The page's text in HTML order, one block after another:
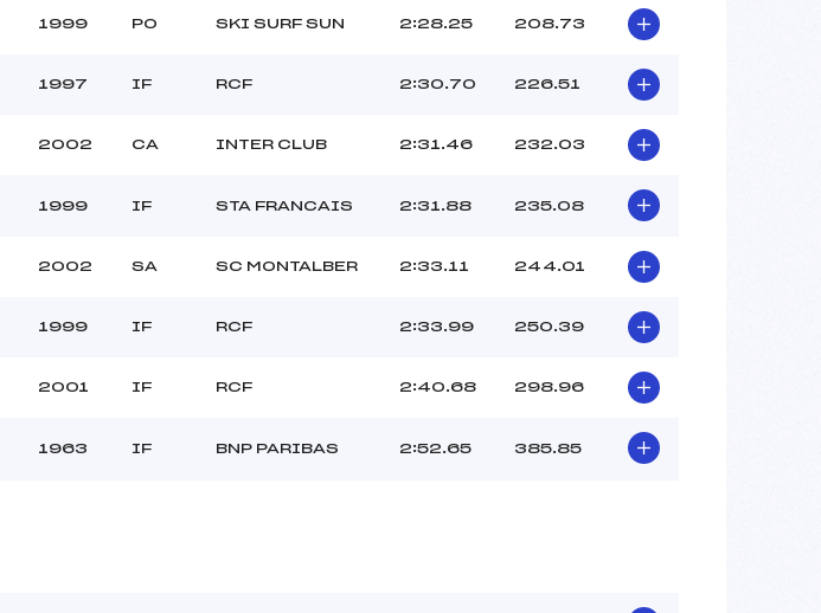
1999 PO SKI SURF SUN 2:28.25 208.73
1997 IF RCF 2:30.70 226.51
2002 CA INTER CLUB 2:31.46 232.03
1999 IF STA FRANCAIS 2:31.88 235.08
2002 SA SC MONTALBER 2:33.11 244.01
1999 IF RCF 2:33.99 250.39
2001 IF RCF 2:40.68 298.96
1963 IF BNP PARIBAS 2:52.65 385.85